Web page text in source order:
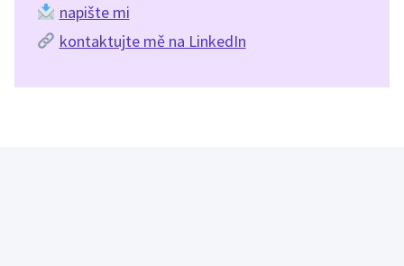
napište mi
kontaktujte mě na LinkedIn